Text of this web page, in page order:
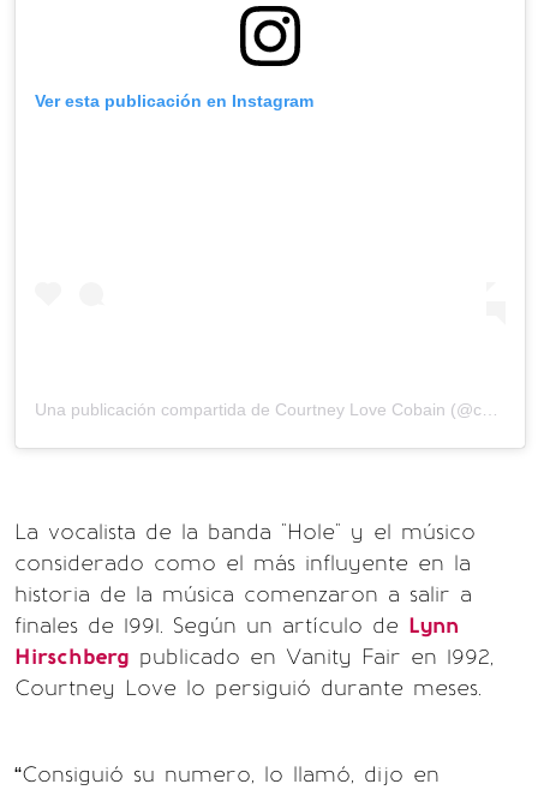
Ver esta publicación en Instagram
Una publicación compartida de Courtney Love Cobain (@courtneylove) el
La vocalista de la banda "Hole" y el músico
considerado como el más influyente en la
historia de la música comenzaron a salir a
finales de 1991. Según un artículo de Lynn
Hirschberg publicado en Vanity Fair en 1992,
Courtney Love lo persiguió durante meses.
“Consiguió su numero, lo llamó, dijo en